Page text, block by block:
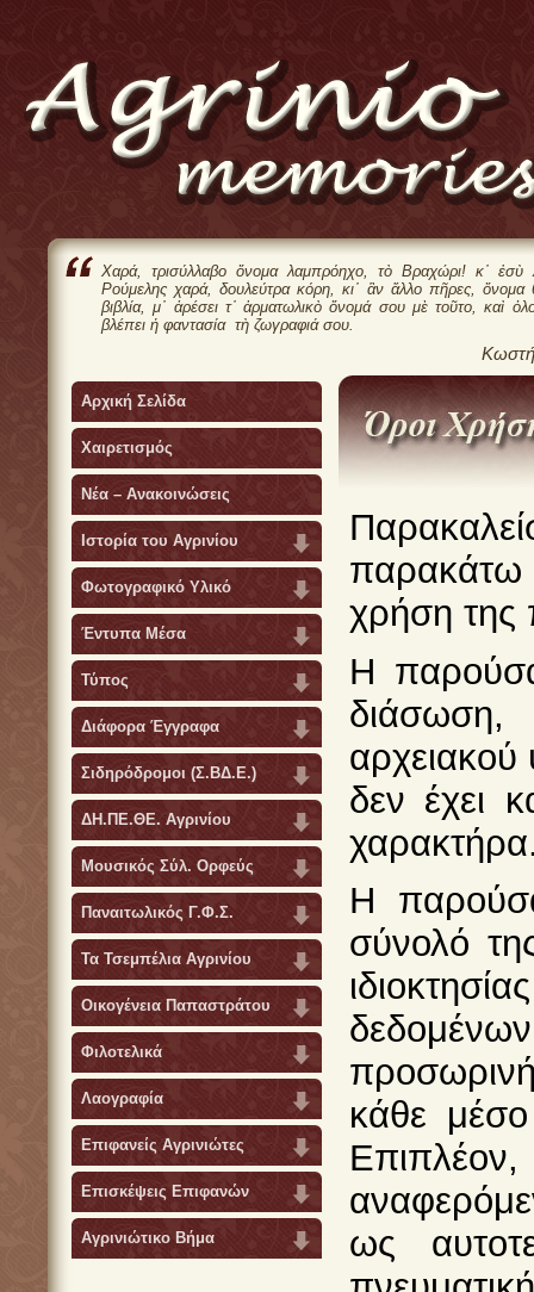
Χαρά, τρισύλλαβο ὄνομα λαμπρόηχο, τὸ Βραχώρι! κ᾿ ἐσὺ
Ρούμελης χαρά, δουλεύτρα κόρη, κι᾿ ἂν ἄλλο πῆρες, ὄνομα
βιβλία, μ᾿ ἀρέσει τ᾿ ἀρματωλικὸ ὄνομά σου μὲ τοῦτο, καὶ
βλέπει ἡ φαντασία τὴ ζωγραφιά σου.
Αρχική Σελίδα
Χαιρετισμός
Νέα – Ανακοινώσεις
Ιστορία του Αγρινίου
Φωτογραφικό Υλικό
Έντυπα Μέσα
Τύπος
Διάφορα Έγγραφα
Σιδηρόδρομοι (Σ.ΒΔ.Ε.)
ΔΗ.ΠΕ.ΘΕ. Αγρινίου
Μουσικός Σύλ. Ορφεύς
Παναιτωλικός Γ.Φ.Σ.
Τα Τσεμπέλια Αγρινίου
Οικογένεια Παπαστράτου
Φιλοτελικά
Λαογραφία
Επιφανείς Αγρινιώτες
Επισκέψεις Επιφανών
Αγρινιώτικο Βήμα
παρακάτω
χρήση της
Η
αρχειακού
δεν έχει
Η
σύνολό
κάθε
ως